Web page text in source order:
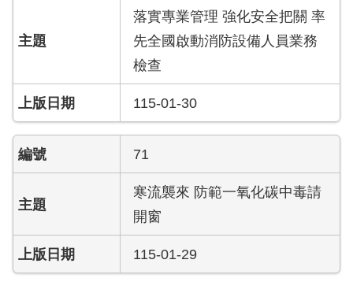
專
區
性
別
主
流
化
區
申
請
案
落實專業管理 強化安全把關 率
先全國啟動消防設備人員業務
檢查
115-01-30
71
寒流襲來 防範一氧化碳中毒請
開窗
115-01-29